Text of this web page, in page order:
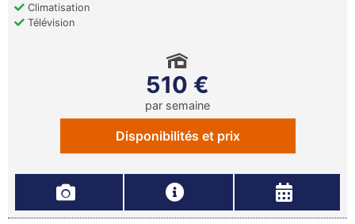
Climatisation
Télévision
510 €
par semaine
Disponibilités et prix